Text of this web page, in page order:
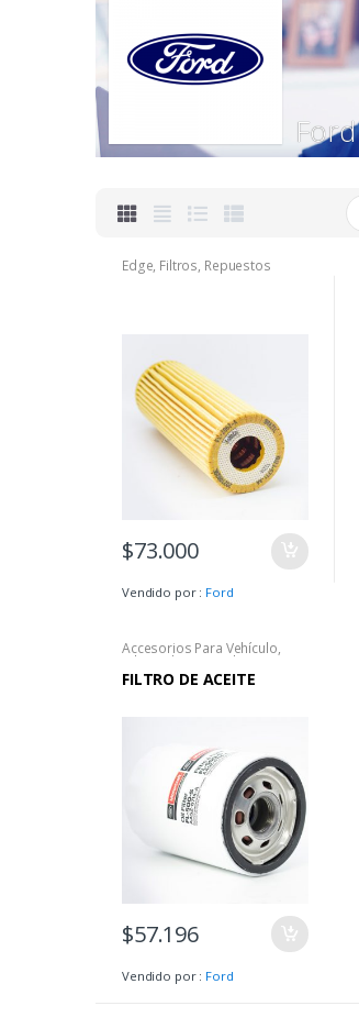
Ford
Edge, Filtros, Repuestos
$73.000
Vendido por : Ford
Accesorios Para Vehículo,
Edge Edge SEL Edge ST
Escape,Escape Hibrída
Escape SE,Escape Titanium
FILTRO DE ACEITE
$57.196
Vendido por : Ford